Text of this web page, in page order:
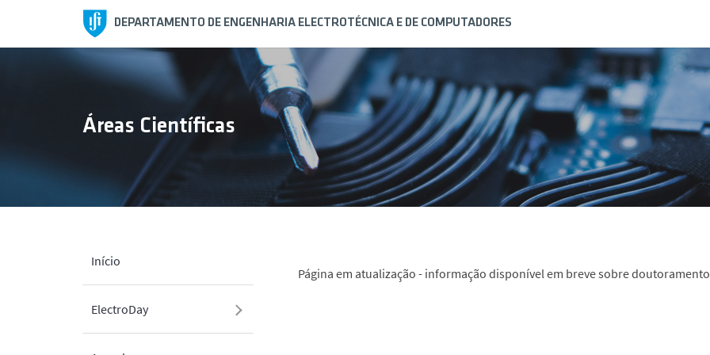
DEPARTAMENTO DE ENGENHARIA ELECTROTÉCNICA E DE COMPUTADORES
Início
ElectroDay
Áreas Científicas
Página em atualização - informação disponível em breve sobre